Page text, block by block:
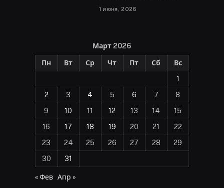
1 июня, 2026
Март 2026
Пн Вт Ср Чт Пт Сб
Вс
1
2
3 4 5 6 7
8
9
10 11 12 13 14
15
16
17 18 19 20 21
22
23
24 25 26 27 28
29
30
31
« Фев Апр »